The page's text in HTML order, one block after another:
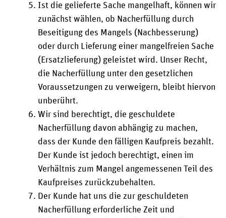
Ist die gelieferte Sache mangelhaft, können wir
zunächst wählen, ob Nacherfüllung durch
Beseitigung des Mangels (Nachbesserung)
oder durch Lieferung einer mangelfreien Sache
(Ersatzlieferung) geleistet wird. Unser Recht,
die Nacherfüllung unter den gesetzlichen
Voraussetzungen zu verweigern, bleibt hiervon
unberührt.
Wir sind berechtigt, die geschuldete
Nacherfüllung davon abhängig zu machen,
dass der Kunde den fälligen Kaufpreis bezahlt.
Der Kunde ist jedoch berechtigt, einen im
Verhältnis zum Mangel angemessenen Teil des
Kaufpreises zurückzubehalten.
Der Kunde hat uns die zur geschuldeten
Nacherfüllung erforderliche Zeit und